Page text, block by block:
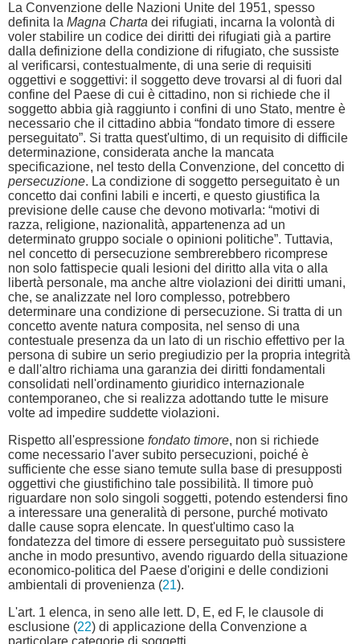
La Convenzione delle Nazioni Unite del 1951, spesso
definita la Magna Charta dei rifugiati, incarna la volontà di
voler stabilire un codice dei diritti dei rifugiati già a partire
dalla definizione della condizione di rifugiato, che sussiste
al verificarsi, contestualmente, di una serie di requisiti
oggettivi e soggettivi: il soggetto deve trovarsi al di fuori dal
confine del Paese di cui è cittadino, non si richiede che il
soggetto abbia già raggiunto i confini di uno Stato, mentre è
necessario che il cittadino abbia “fondato timore di essere
perseguitato”. Si tratta quest'ultimo, di un requisito di difficile
determinazione, considerata anche la mancata
specificazione, nel testo della Convenzione, del concetto di
persecuzione. La condizione di soggetto perseguitato è un
concetto dai confini labili e incerti, e questo giustifica la
previsione delle cause che devono motivarla: “motivi di
razza, religione, nazionalità, appartenenza ad un
determinato gruppo sociale o opinioni politiche”. Tuttavia,
nel concetto di persecuzione sembrerebbero ricomprese
non solo fattispecie quali lesioni del diritto alla vita o alla
libertà personale, ma anche altre violazioni dei diritti umani,
che, se analizzate nel loro complesso, potrebbero
determinare una condizione di persecuzione. Si tratta di un
concetto avente natura composita, nel senso di una
contestuale presenza da un lato di un rischio effettivo per la
persona di subire un serio pregiudizio per la propria integrità
e dall'altro richiama una garanzia dei diritti fondamentali
consolidati nell'ordinamento giuridico internazionale
contemporaneo, che si realizza adottando tutte le misure
volte ad impedire suddette violazioni.
Rispetto all'espressione fondato timore, non si richiede
come necessario l'aver subito persecuzioni, poiché è
sufficiente che esse siano temute sulla base di presupposti
oggettivi che giustifichino tale possibilità. Il timore può
riguardare non solo singoli soggetti, potendo estendersi fino
a interessare una generalità di persone, purché motivato
dalle cause sopra elencate. In quest'ultimo caso la
fondatezza del timore di essere perseguitato può sussistere
anche in modo presuntivo, avendo riguardo della situazione
economico-politica del Paese d'origini e delle condizioni
ambientali di provenienza (21).
L'art. 1 elenca, in seno alle lett. D, E, ed F, le clausole di
esclusione (22) di applicazione della Convenzione a